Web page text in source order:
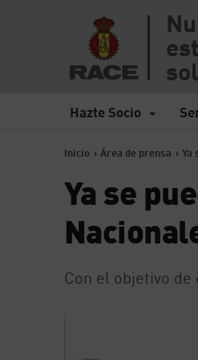
Hazte Socio
Inicio > Área de prensa > Ya
Ya se
Con el objetivo